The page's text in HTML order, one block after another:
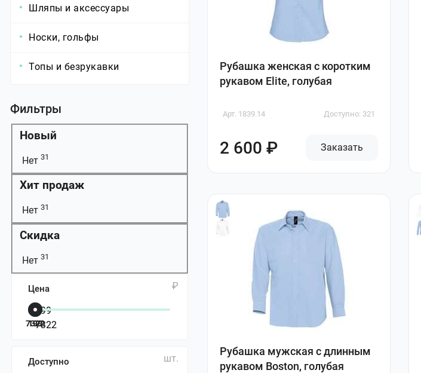
Шляпы и аксессуары
Носки, гольфы
Топы и безрукавки
Фильтры
Новый
Нет 31
Хит продаж
Нет 31
Скидка
Нет 31
Цена ₽
199
7322
Доступно шт.
Рубашка женская с коротким
рукавом Elite, голубая
Арт. 1839.14 Доступно: 321
2 600 ₽ Заказать
Рубашка мужская с длинным
рукавом Boston, голубая